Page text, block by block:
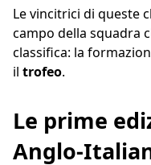
Le vincitrici di queste
campo della squadra
classifica: la
il trofeo.
Le prime
Anglo-